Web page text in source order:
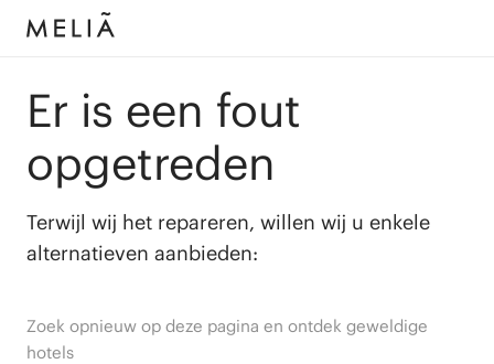
Er is een fout
opgetreden
Terwijl wij het repareren, willen wij u enkele
alternatieven aanbieden:
Zoek opnieuw op deze pagina en ontdek geweldige
hotels